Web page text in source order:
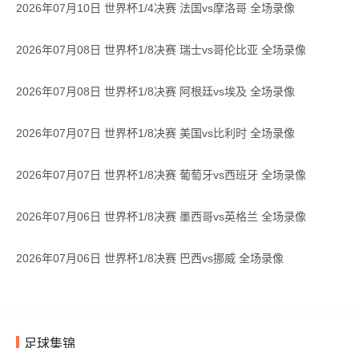
2026年07月10日 世界杯1/4决赛 法国vs摩洛哥 全场录像
2026年07月08日 世界杯1/8决赛 瑞士vs哥伦比亚 全场录像
2026年07月08日 世界杯1/8决赛 阿根廷vs埃及 全场录像
2026年07月07日 世界杯1/8决赛 美国vs比利时 全场录像
2026年07月07日 世界杯1/8决赛 葡萄牙vs西班牙 全场录像
2026年07月06日 世界杯1/8决赛 墨西哥vs英格兰 全场录像
2026年07月06日 世界杯1/8决赛 巴西vs挪威 全场录像
足球集锦